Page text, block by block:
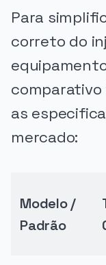
Para
correto do
as
mercado:
Modelo /
Padrão